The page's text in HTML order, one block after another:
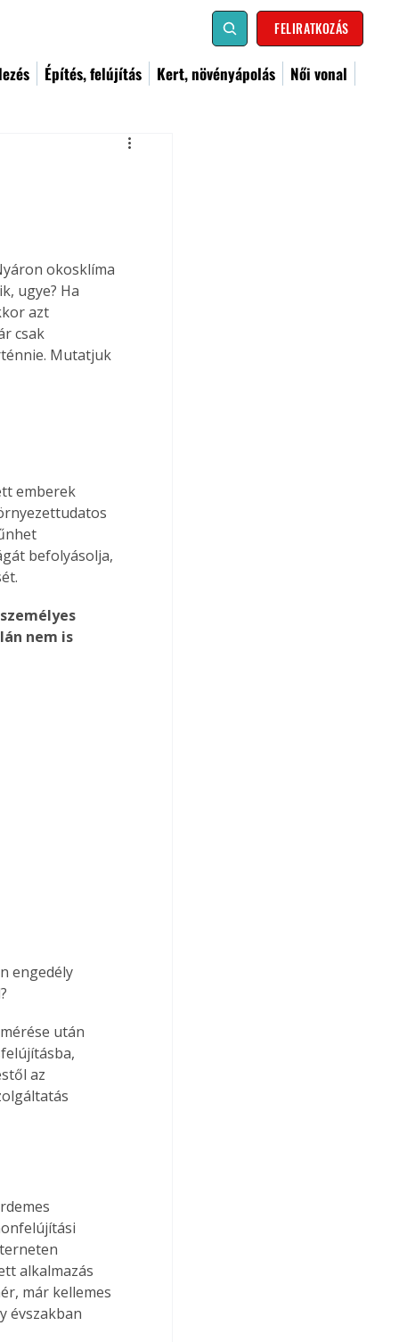
FELIRATKOZÁS
Építés, felújítás Kert, növényápolás Női vonal
okosklíma
ugye? Ha
azt
csak
Mutatjuk
emberek
befolyásolja,
nem is
engedély
után
az
alkalmazás
már kellemes
évszakban